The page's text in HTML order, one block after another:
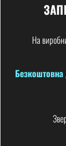
На
Безкоштовна